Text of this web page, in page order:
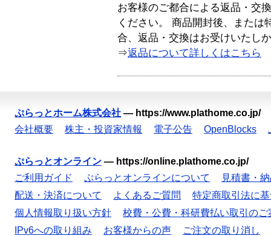
お客様のご都合による返品・交
ください。 商品開封後、または
合、返品・交換はお受けいたし
⇒返品について詳しくはこちら
ぷらっとホーム株式会社 — https://www.plathome.co.jp/
会社概要
株主・投資家情報 電子公告 OpenBlocks
ぷらっとオンライン — https://online.plathome.co.jp/
ご利用ガイド
ぷらっとオンラインについて
見積書・
配送・決済について
よくあるご質問
特定商取引法に
個人情報取り扱い方針
校費・公費・科研費払い取引のご
IPv6への取り組み
お客様からの声 ご注文の取り消し